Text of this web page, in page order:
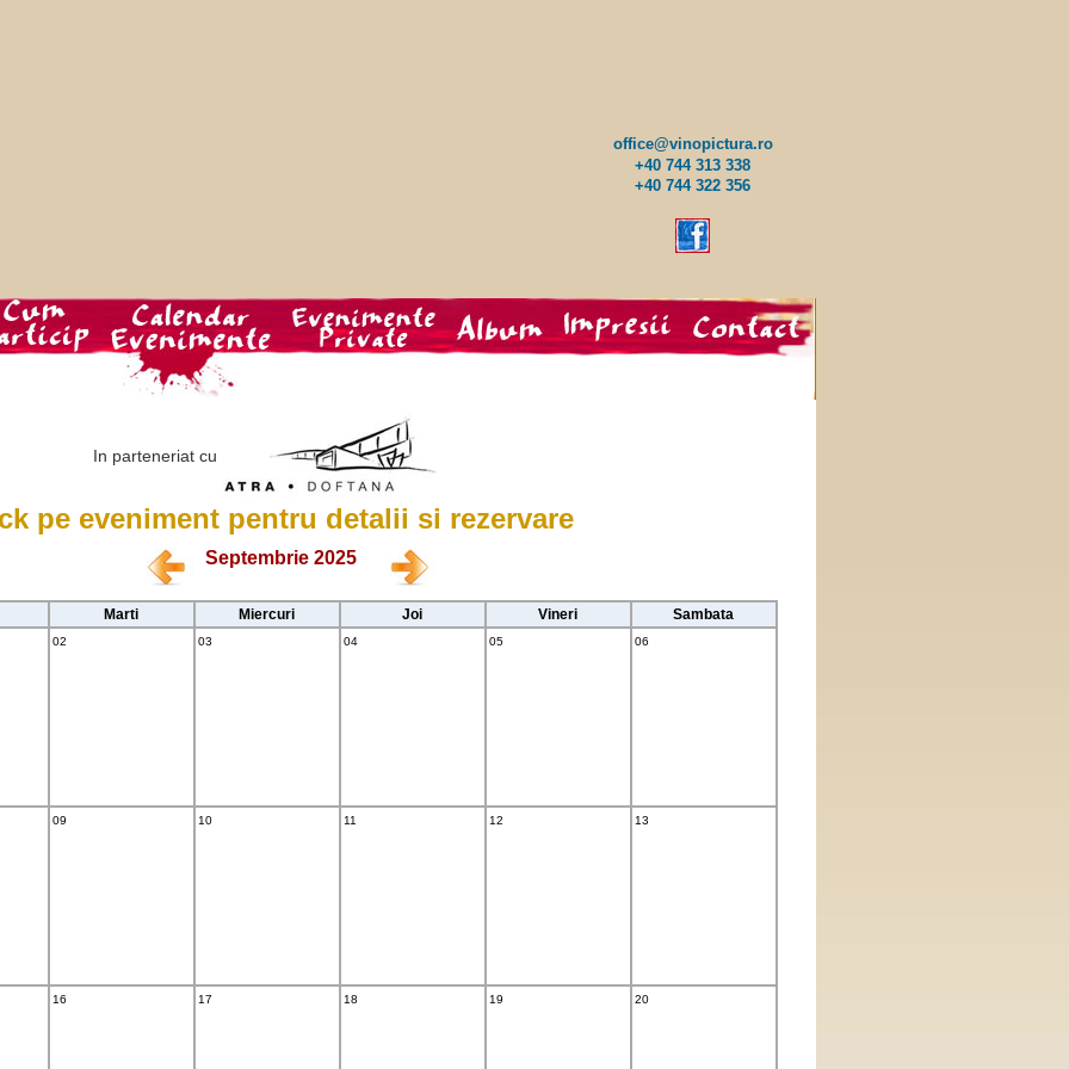
office@vinopictura.ro
+40 744 313 338
+40 744 322 356
In parteneriat cu
pe eveniment pentru detalii si rezervare
Septembrie 2025
Marti Miercuri Joi Vineri Sambata
02 03 04 05 06
09 10 11 12 13
16 17 18 19 20